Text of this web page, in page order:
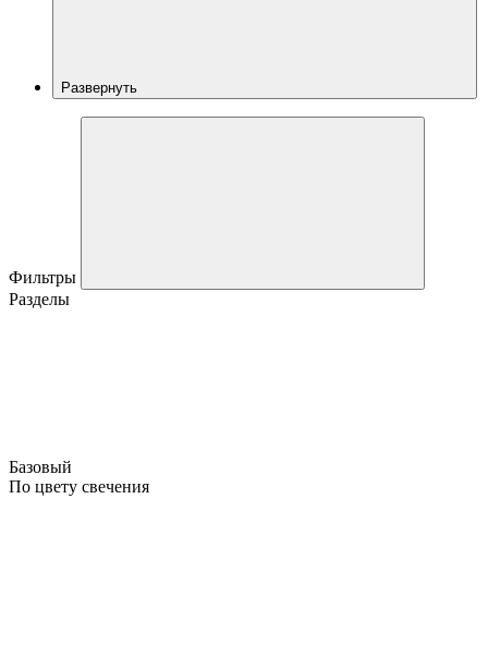
Развернуть
Фильтры
Разделы
Базовый
По цвету свечения